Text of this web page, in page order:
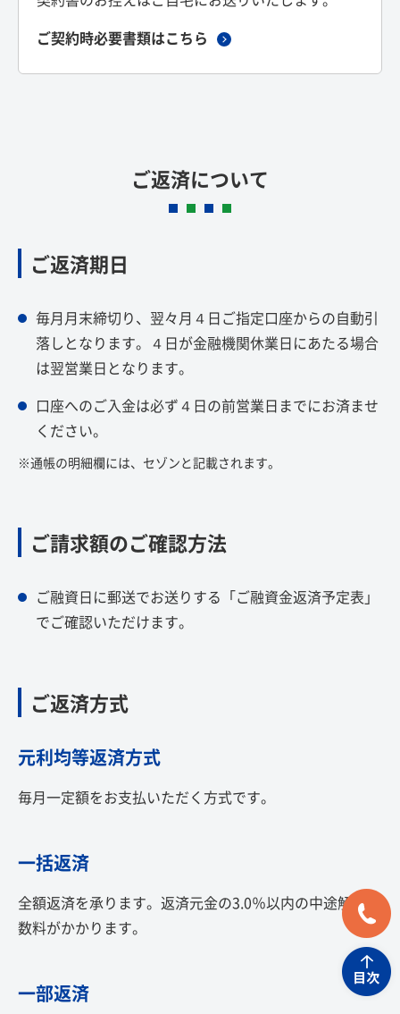
ご契約時必要書類はこちら
ご返済について
ご返済期日
毎月月末締切り、翌々月４日ご指定口座からの自動引
落しとなります。４日が金融機関休業日にあたる場合
は翌営業日となります。
口座へのご入金は必ず４日の前営業日までにお済ませ
ください。
※通帳の明細欄には、セゾンと記載されます。
ご請求額のご確認方法
ご融資日に郵送でお送りする「ご融資金返済予定表」
でご確認いただけます。
ご返済方式
元利均等返済方式
毎月一定額をお支払いただく方式です。
一括返済
全額返済を承ります。返済元金の3.0％以内の中途解約手
数料がかかります。
一部返済